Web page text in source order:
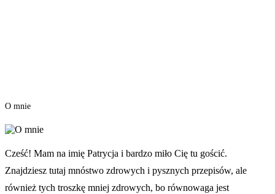
O mnie
Cześć! Mam na imię Patrycja i bardzo miło Cię tu gościć.
Znajdziesz tutaj mnóstwo zdrowych i pysznych przepisów, ale
również tych troszkę mniej zdrowych, bo równowaga jest